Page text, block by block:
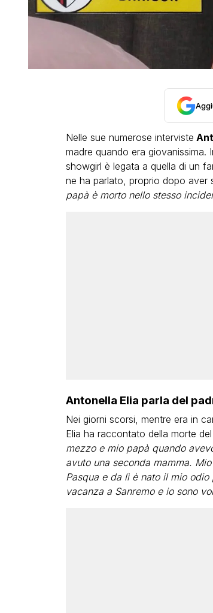
Nelle sue numerose interviste
madre quando era
showgirl è legata a quella di un
ne ha parlato, proprio dopo aver
papà è morto nello stesso
Antonella Elia parla del
Nei giorni scorsi, mentre era in
Elia ha raccontato della morte
mezzo e mio papà quando
avuto una seconda mamma.
Pasqua e da lì è nato il mio
vacanza a Sanremo e io sono